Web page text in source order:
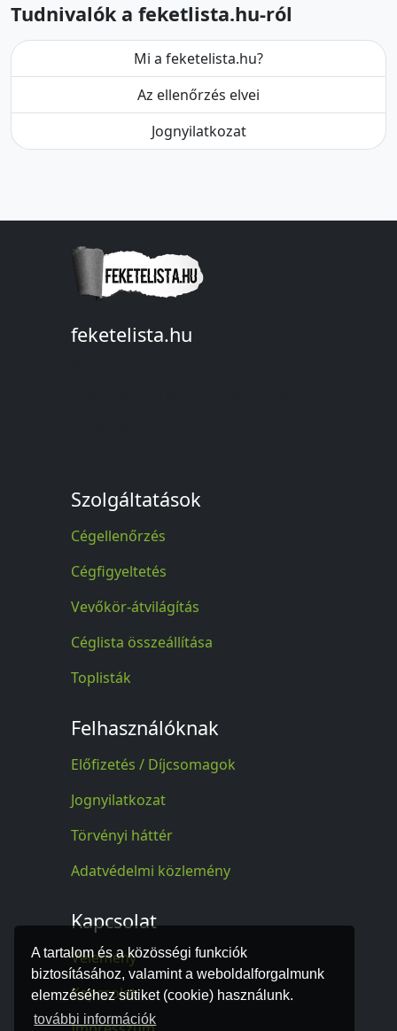
A tartalom és a közösségi funkciók
biztosításához, valamint a weboldalforgalmunk
elemzéséhez sütiket (cookie) használunk.
további információk
Tudnivalók a feketlista.hu-ról
Mi a feketelista.hu?
Az ellenőrzés elvei
Jognyilatkozat
feketelista.hu
Szolgáltatások
Cégellenőrzés
Cégfigyeltetés
Vevőkör-átvilágítás
Céglista összeállítása
Toplisták
Felhasználóknak
Előfizetés / Díjcsomagok
Jognyilatkozat
Törvényi háttér
Adatvédelmi közlemény
Kapcsolat
Vélemény
Kapcsolat